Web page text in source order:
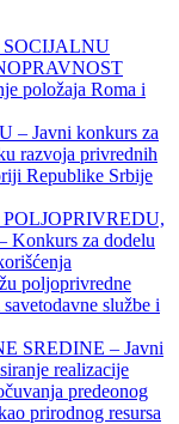
položaja Roma i
Javni konkurs za
razvoja privrednih
Republike Srbije
za dodelu
poljoprivredne
službe i
SREDINE – Javni
realizacije
predeonog
prirodnog resursa